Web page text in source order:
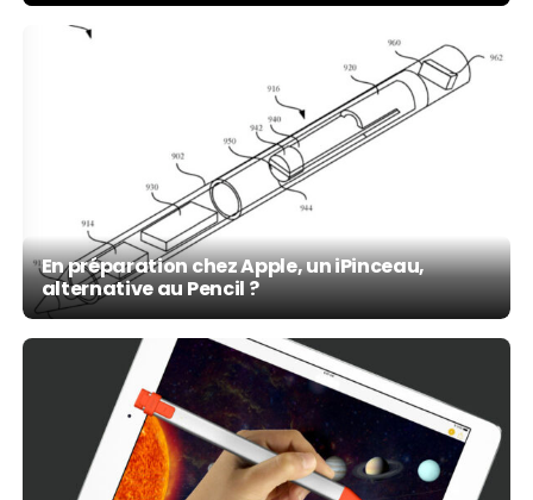
En préparation chez Apple, un iPinceau,
alternative au Pencil ?